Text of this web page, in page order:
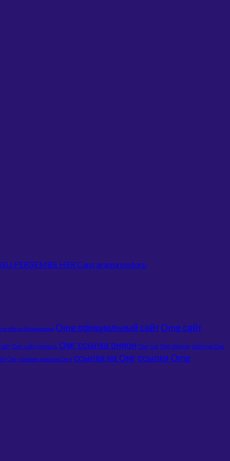
PERŞEMBE HER Caps arama motoru
обход блокировки Omg официальный сайтOmg сайт
Омг сайт открыть Омг ссылка онион Омг тор Омг форум зайти на Омг
Омг свежие зеркала Omg ссылка на Омгссылки Omg